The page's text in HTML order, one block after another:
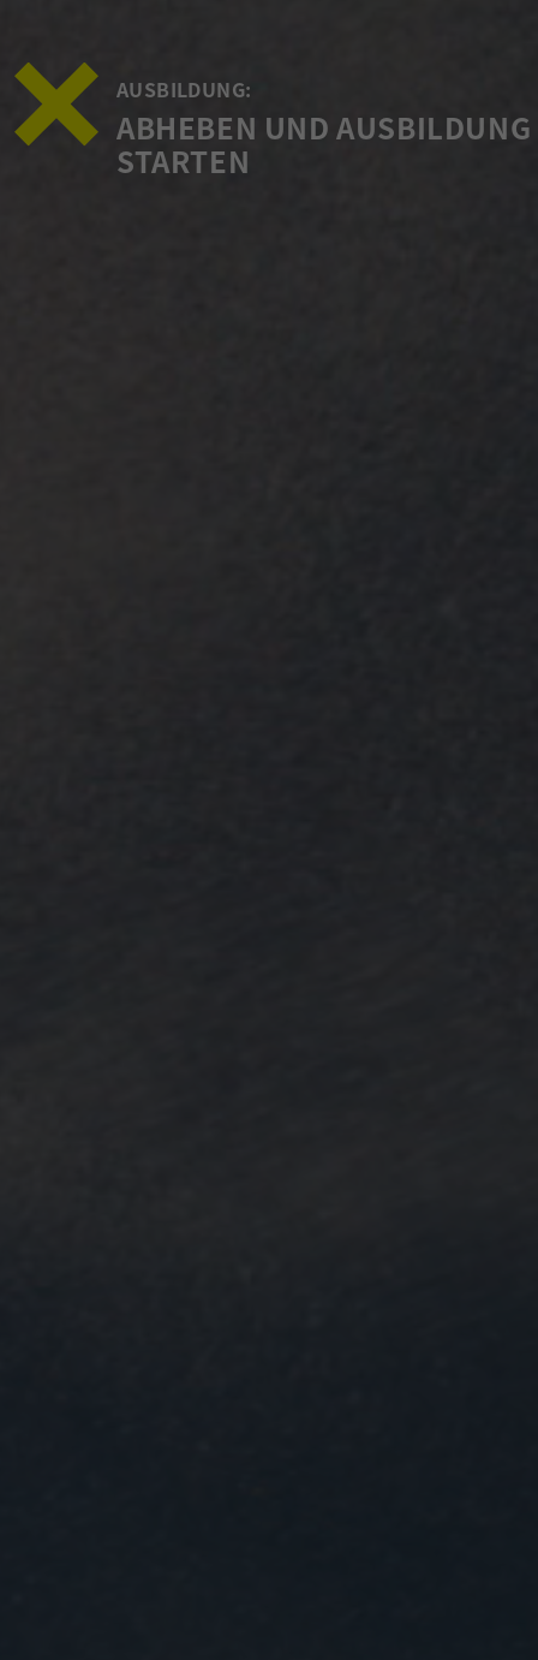
AUSBILDUNG:
ABHEBEN UND AUSBILDUNG
STARTEN